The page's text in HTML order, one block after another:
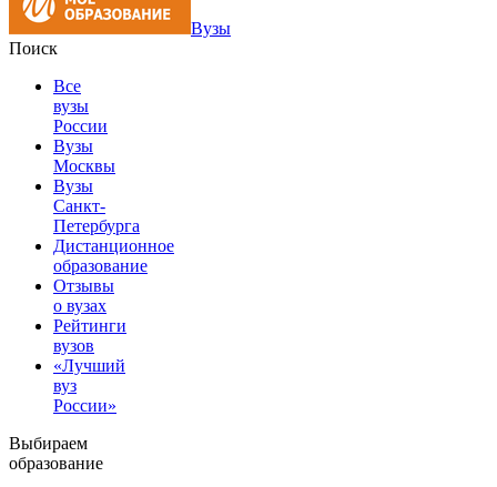
Вузы
Поиск
Все
вузы
России
Вузы
Москвы
Вузы
Санкт-
Петербурга
Дистанционное
образование
Отзывы
о вузах
Рейтинги
вузов
«Лучший
вуз
России»
Выбираем
образование